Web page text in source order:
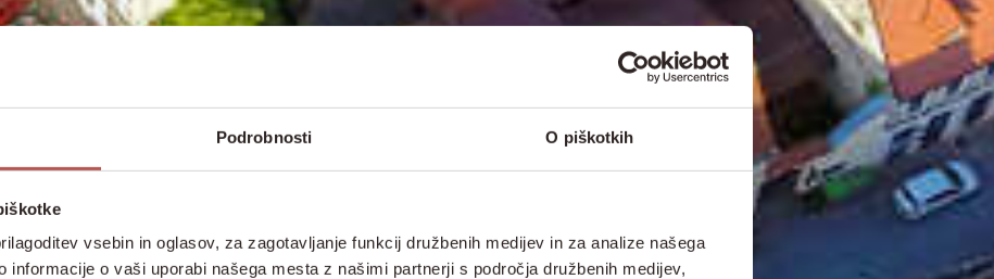
Podrobnosti O piškotkih
vsebin in oglasov, za zagotavljanje funkcij družbenih medijev in za analize našega
informacije o vaši uporabi našega mesta z našimi partnerji s področja družbenih medijev,